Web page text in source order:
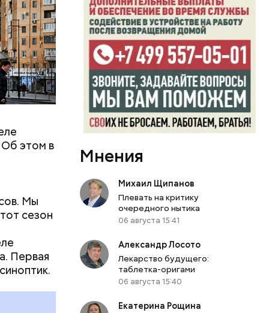
Об этом в
Мы
сезон
Первая
В
Мнения
Михаил Щипанов
Плевать на критику
очередного нытика
06 августа 15:41
Александр Лосото
Лекарство будущего:
таблетка-оригами
06 августа 15:40
Екатерина Рощина